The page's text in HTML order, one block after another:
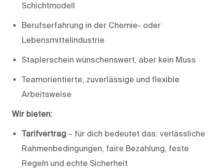
Schichtmodell
Berufserfahrung in der Chemie- oder
Lebensmittelindustrie
Staplerschein wünschenswert, aber kein Muss
Teamorientierte, zuverlässige und flexible
Arbeitsweise
Wir bieten:
Tarifvertrag – für dich bedeutet das: verlässliche
Rahmenbedingungen, faire Bezahlung, feste
Regeln und echte Sicherheit